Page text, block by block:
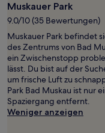
2 Erwachsenen
gefunden
wurde.
Preise
und
Verfügbarkeiten
können
sich
ändern.
Es
können
Muskauer Park
9.0/10 (35 Bewertungen)
Muskauer Park befindet
des Zentrums von Bad
ein Zwischenstopp
lässt. Du bist auf der
um frische Luft zu
Park Bad Muskau ist nur
Spaziergang entfernt.
Weniger anzeigen